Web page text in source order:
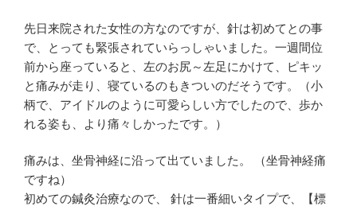
先日来院された女性の方なのですが、針は初めてとの事
で、とっても緊張されていらっしゃいました。一週間位
前から座っていると、左のお尻～左足にかけて、ピキッ
と痛みが走り、寝ているのもきついのだそうです。（小
柄で、アイドルのように可愛らしい方でしたので、歩か
れる姿も、より痛々しかったです。）
痛みは、坐骨神経に沿って出ていました。 （坐骨神経痛
ですね）
初めての鍼灸治療なので、 針は一番細いタイプで、【標